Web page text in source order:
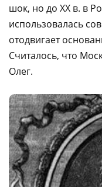
шок, но до XX в. в
использовалась
отодвигает
Считалось, что
Олег.